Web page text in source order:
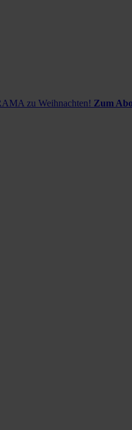
zu Weihnachten! Zum